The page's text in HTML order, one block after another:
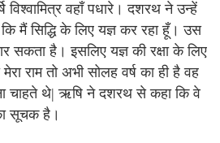
वहाँ पधारे। दशरथ ने उन्हें
मैं सिद्धि के लिए यज्ञ कर रहा हूँ। उस
सकता है। इसलिए यज्ञ की रक्षा के लिए
राम तो अभी सोलह वर्ष का ही है वह
चाहते थे| ऋषि ने दशरथ से कहा कि वे
सूचक है।